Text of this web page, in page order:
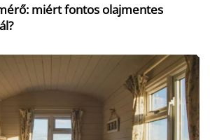
miért fontos olajmentes